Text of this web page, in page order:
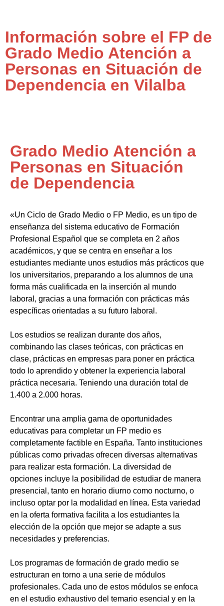
Información sobre el FP de
Grado Medio Atención a
Personas en Situación de
Dependencia en Vilalba
Grado Medio Atención a
Personas en Situación
de Dependencia
«Un Ciclo de Grado Medio o FP Medio, es un tipo de
enseñanza del sistema educativo de Formación
Profesional Español que se completa en 2 años
académicos, y que se centra en enseñar a los
estudiantes mediante unos estudios más prácticos que
los universitarios, preparando a los alumnos de una
forma más cualificada en la inserción al mundo
laboral, gracias a una formación con prácticas más
específicas orientadas a su futuro laboral.
Los estudios se realizan durante dos años,
combinando las clases teóricas, con prácticas en
clase, prácticas en empresas para poner en práctica
todo lo aprendido y obtener la experiencia laboral
práctica necesaria. Teniendo una duración total de
1.400 a 2.000 horas.
Encontrar una amplia gama de oportunidades
educativas para completar un FP medio es
completamente factible en España. Tanto instituciones
públicas como privadas ofrecen diversas alternativas
para realizar esta formación. La diversidad de
opciones incluye la posibilidad de estudiar de manera
presencial, tanto en horario diurno como nocturno, o
incluso optar por la modalidad en línea. Esta variedad
en la oferta formativa facilita a los estudiantes la
elección de la opción que mejor se adapte a sus
necesidades y preferencias.
Los programas de formación de grado medio se
estructuran en torno a una serie de módulos
profesionales. Cada uno de estos módulos se enfoca
en el estudio exhaustivo del temario esencial y en la